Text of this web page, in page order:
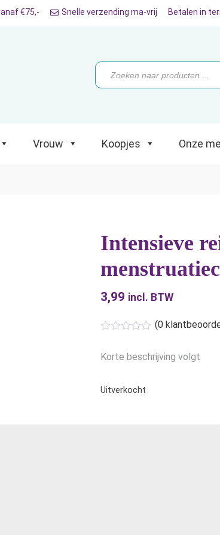
Koopjes Onze merken
€75,- Snelle verzending ma-vrij Betalen in
Producten
zoeken
Vrouw Koopjes Onze
Intensieve
3,99 incl. BTW
(0
Korte beschrijving volgt
Uitverkocht